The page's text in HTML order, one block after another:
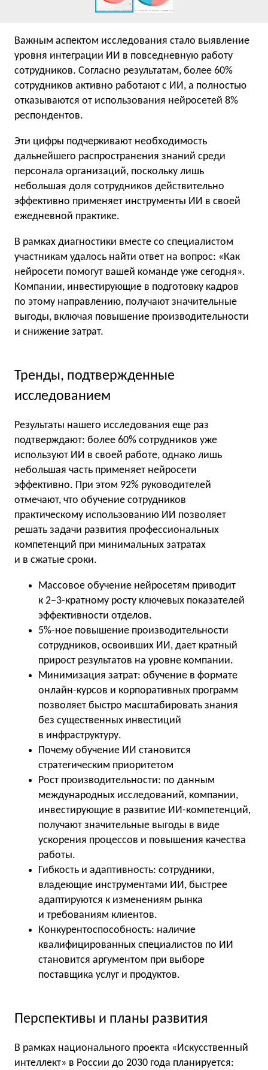
Важным аспектом исследования стало выявление
уровня интеграции ИИ в повседневную работу
сотрудников. Согласно результатам, более 60%
сотрудников активно работают с ИИ, а полностью
отказываются от использования нейросетей 8%
респондентов.
Эти цифры подчеркивают необходимость
дальнейшего распространения знаний среди
персонала организаций, поскольку лишь
небольшая доля сотрудников действительно
эффективно применяет инструменты ИИ в своей
ежедневной практике.
В рамках диагностики вместе со специалистом
участникам удалось найти ответ на вопрос: «Как
нейросети помогут вашей команде уже сегодня».
Компании, инвестирующие в подготовку кадров
по этому направлению, получают значительные
выгоды, включая повышение производительности
и снижение затрат.
Тренды, подтвержденные
исследованием
Результаты нашего исследования еще раз
подтверждают: более 60% сотрудников уже
используют ИИ в своей работе, однако лишь
небольшая часть применяет нейросети
эффективно. При этом 92% руководителей
отмечают, что обучение сотрудников
практическому использованию ИИ позволяет
решать задачи развития профессиональных
компетенций при минимальных затратах
и в сжатые сроки.
Массовое обучение нейросетям приводит
к 2−3-кратному росту ключевых показателей
эффективности отделов.
5%-ное повышение производительности
сотрудников, освоивших ИИ, дает кратный
прирост результатов на уровне компании.
Минимизация затрат: обучение в формате
онлайн-курсов и корпоративных программ
позволяет быстро масштабировать знания
без существенных инвестиций
в инфраструктуру.
Почему обучение ИИ становится
стратегическим приоритетом
Рост производительности: по данным
международных исследований, компании,
инвестирующие в развитие ИИ-компетенций,
получают значительные выгоды в виде
ускорения процессов и повышения качества
работы.
Гибкость и адаптивность: сотрудники,
владеющие инструментами ИИ, быстрее
адаптируются к изменениям рынка
и требованиям клиентов.
Конкурентоспособность: наличие
квалифицированных специалистов по ИИ
становится аргументом при выборе
поставщика услуг и продуктов.
Перспективы и планы развития
В рамках национального проекта «Искусственный
интеллект» в России до 2030 года планируется: